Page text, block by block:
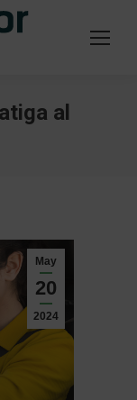
al
May
20
2024